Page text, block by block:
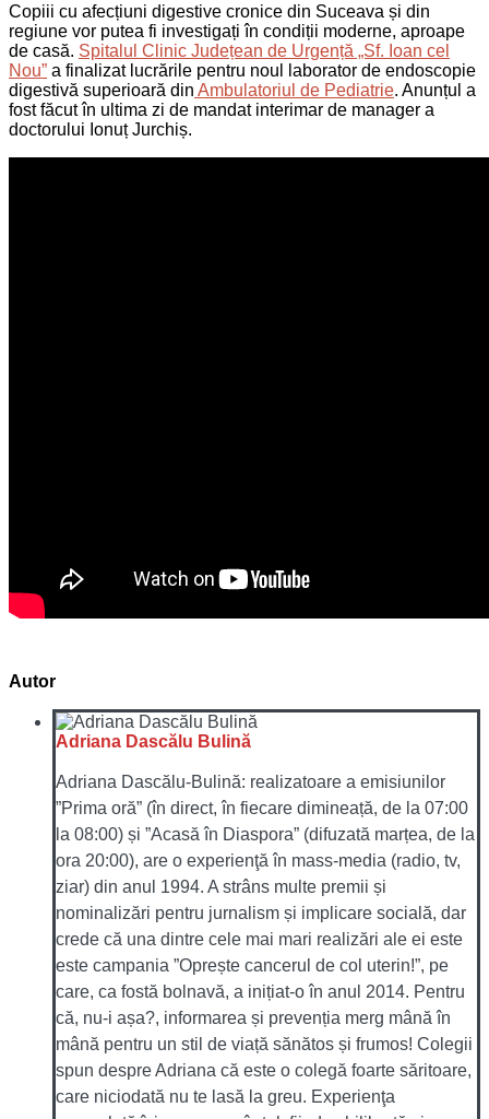
Copiii cu afecțiuni digestive cronice din Suceava și din
regiune vor putea fi investigați în condiții moderne, aproape
de casă. Spitalul Clinic Județean de Urgență „Sf. Ioan cel
Nou” a finalizat lucrările pentru noul laborator de endoscopie
digestivă superioară din Ambulatoriul de Pediatrie. Anunțul a
fost făcut în ultima zi de mandat interimar de manager a
doctorului Ionuț Jurchiș.
Autor
Adriana Dascălu Bulină
Adriana Dascălu-Bulină: realizatoare a emisiunilor
”Prima oră” (în direct, în fiecare dimineață, de la 07:00
la 08:00) și ”Acasă în Diaspora” (difuzată marțea, de la
ora 20:00), are o experienţă în mass-media (radio, tv,
ziar) din anul 1994. A strâns multe premii și
nominalizări pentru jurnalism și implicare socială, dar
crede că una dintre cele mai mari realizări ale ei este
este campania ”Oprește cancerul de col uterin!”, pe
care, ca fostă bolnavă, a inițiat-o în anul 2014. Pentru
că, nu-i așa?, informarea și prevenția merg mână în
mână pentru un stil de viață sănătos și frumos! Colegii
spun despre Adriana că este o colegă foarte săritoare,
care niciodată nu te lasă la greu. Experienţa